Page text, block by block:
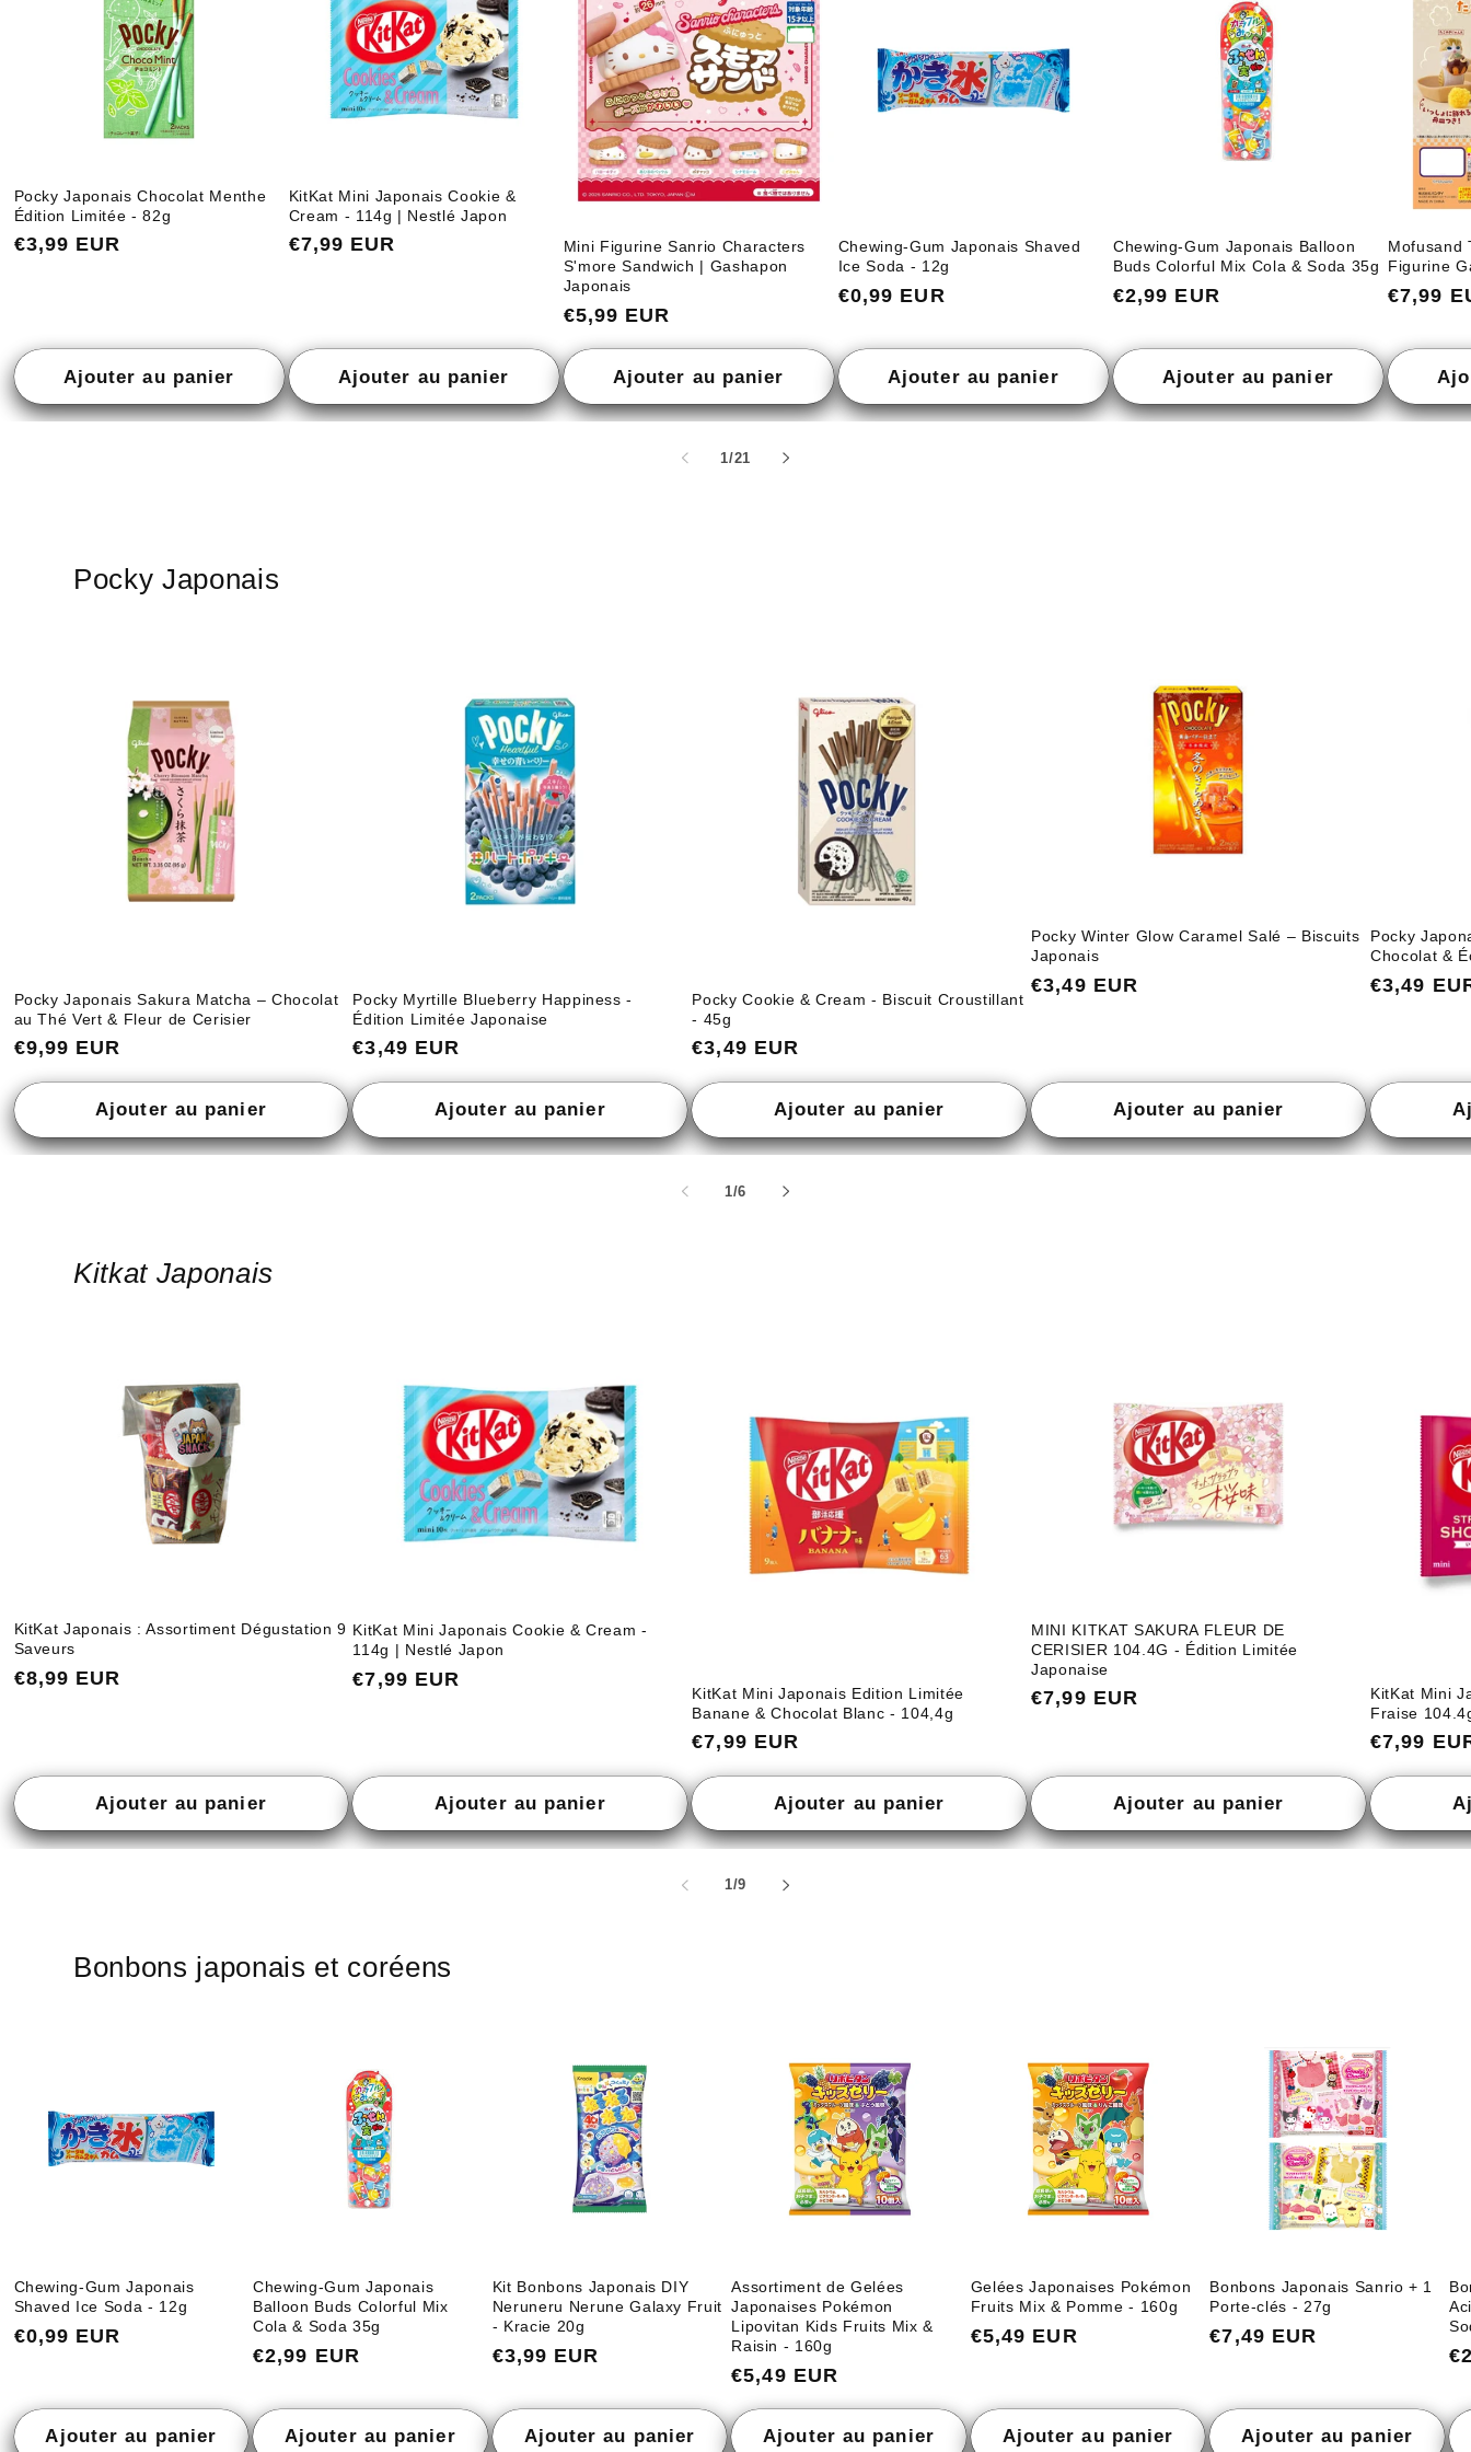
Pocky Japonais Chocolat Menthe
Édition Limitée - 82g
Prix
€3,99 EUR
Ajouter au panier
KitKat Mini Japonais Cookie &
Cream - 114g | Nestlé Japon
Prix
€7,99 EUR
Ajouter au panier
Mini Figurine Sanrio Characters
S'more Sandwich | Gashapon
Japonais
Prix
habituel
€5,99 EUR
Ajouter au panier
Chewing-Gum Japonais Shaved
Ice Soda - 12g
Prix
€0,99 EUR
Ajouter au panier
Chewing-Gum Japonais Balloon
Buds Colorful Mix Cola & Soda 35g
Prix
€2,99 EUR
Ajouter au panier
Mofusand
Figurine
Prix
€7,99
1/de
21
Pocky Japonais
Pocky Japonais Sakura Matcha – Chocolat
au Thé Vert & Fleur de Cerisier
Prix
habituel
€9,99 EUR
Ajouter au panier
Pocky Myrtille Blueberry Happiness -
Édition Limitée Japonaise
Prix
habituel
€3,49 EUR
Ajouter au panier
Pocky Cookie & Cream - Biscuit Croustillant
- 45g
Prix
habituel
€3,49 EUR
Ajouter au panier
Pocky Winter Glow Caramel Salé – Biscuits
Japonais
Prix
€3,49 EUR
Ajouter au panier
Pocky
Chocolat &
Prix
€3,49
1/de
6
Kitkat Japonais
KitKat Japonais : Assortiment Dégustation 9
Saveurs
Prix
€8,99 EUR
Ajouter au panier
KitKat Mini Japonais Cookie & Cream -
114g | Nestlé Japon
Prix
€7,99 EUR
Ajouter au panier
KitKat Mini Japonais Edition Limitée
Banane & Chocolat Blanc - 104,4g
Prix
habituel
€7,99 EUR
Ajouter au panier
MINI KITKAT SAKURA FLEUR DE
CERISIER 104.4G - Édition Limitée
Japonaise
Prix
€7,99 EUR
Ajouter au panier
KitKat Mini
Fraise
Prix
habituel
€7,99
1/de
9
Bonbons japonais et coréens
Chewing-Gum Japonais
Shaved Ice Soda - 12g
Prix
€0,99 EUR
Ajouter au panier
Chewing-Gum Japonais
Balloon Buds Colorful Mix
Cola & Soda 35g
Prix
€2,99 EUR
Ajouter au panier
Kit Bonbons Japonais DIY
Neruneru Nerune Galaxy Fruit
- Kracie 20g
Prix
€3,99 EUR
Ajouter au panier
Assortiment de Gelées
Japonaises Pokémon
Lipovitan Kids Fruits Mix &
Raisin - 160g
Prix
habituel
€5,49 EUR
Ajouter au panier
Gelées Japonaises Pokémon
Fruits Mix & Pomme - 160g
Prix
€5,49 EUR
Ajouter au panier
Bonbons Japonais Sanrio + 1
Porte-clés - 27g
Prix
€7,49 EUR
Ajouter au panier